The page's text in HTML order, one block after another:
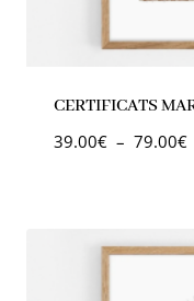
CERTIFICATS
39.00€ – 79.00€